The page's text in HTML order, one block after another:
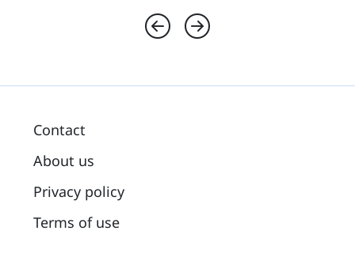
Contact
About us
Privacy policy
Terms of use